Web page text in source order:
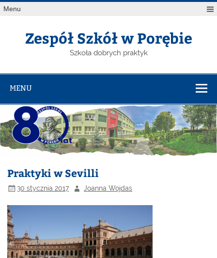
Menu
Zespół Szkół w Porębie
Szkoła dobrych praktyk
MENU
Praktyki w Sevilli
30 stycznia 2017 Joanna Wojdas